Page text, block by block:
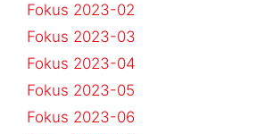
Fokus 2023-02
Fokus 2023-03
Fokus 2023-04
Fokus 2023-05
Fokus 2023-06